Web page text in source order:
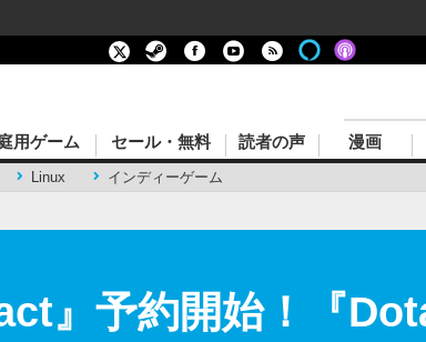
Linux インディーゲーム
用ゲーム セール・無料 読者の声 漫画
』予約開始！『